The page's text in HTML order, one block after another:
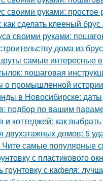
своими руками:
сделать клееный
своими руками:
дома из
самые интересные
пошаговая
о промышленной
в Новосибирске:
подбор по вашим
и коттеджей: как
двухэтажных домов: 5
самые популярные
с пластикового
с кафеля: